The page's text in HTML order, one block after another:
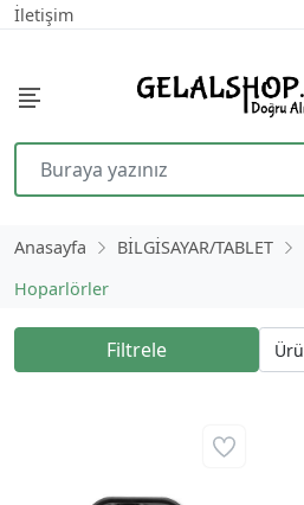
İletişim
Anasayfa BİLGİSAYAR/TABLET
Hoparlörler
Filtrele